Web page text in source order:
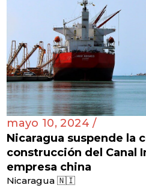
mayo 10, 2024 /
Nicaragua suspende la
construcción del Canal
empresa china
Nicaragua 🇳🇮